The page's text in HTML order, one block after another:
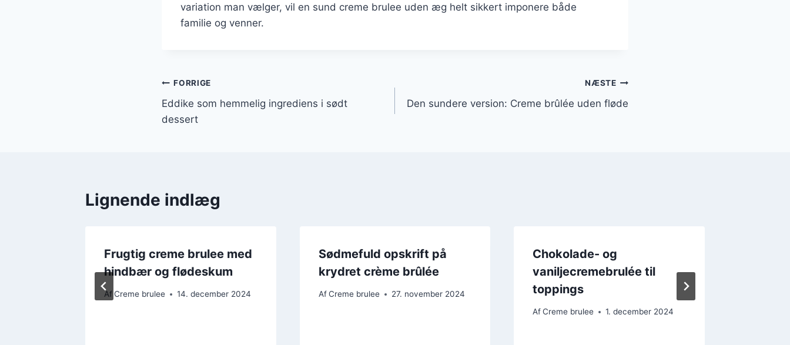
variation man vælger, vil en sund creme brulee uden æg helt sikkert imponere både
familie og venner.
Indlægsnavigation
FORRIGE
Eddike som hemmelig ingrediens i sødt
dessert
NÆSTE
Den sundere version: Creme brûlée uden fløde
Lignende indlæg
Frugtig creme brulee med
hindbær og flødeskum
AfCreme brulee 14. december 2024
Sødmefuld opskrift på
krydret crème brûlée
Af Creme brulee 27. november 2024
Chokolade- og
vaniljecremebrulée til
toppings
Af Creme brulee 1. december 2024